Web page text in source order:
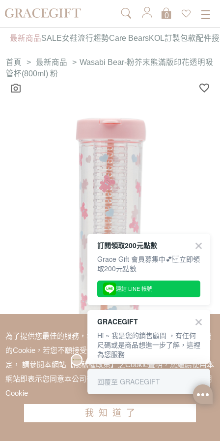
0
最新商品SALE女鞋流行趨勢Care BearsKOL訂製包款配件
首頁 > 最新商品 > Wasabi Bear-粉芥末熊滿版印花透明吸
管杯(800ml) 粉
Wasabi Bear-粉芥末熊滿版印花透明吸管杯(800ml) 粉
為了提供您最佳的服務，本網站會在您的電腦中放置並取用我們
的Cookie，若您不願接受Cookie時應如何變更電腦的Cookie設
定， 請參閱本網站【隱私權政策】之Cookie聲明，您繼續使用本
網站即表示您同意本公司得按本網站使用條款之Cookie聲明使用
Cookie
我知道了
訂閱領取200元點數
Grace Gift 會員募集中💕 立即領
取200元點數
連結 LINE 帳號
GRACEGIFT
Hi ~ 我是您的銷售顧問 ，有任何
尺碼或是商品想進一步了解，這裡
為您服務
回覆至 GRACEGIFT